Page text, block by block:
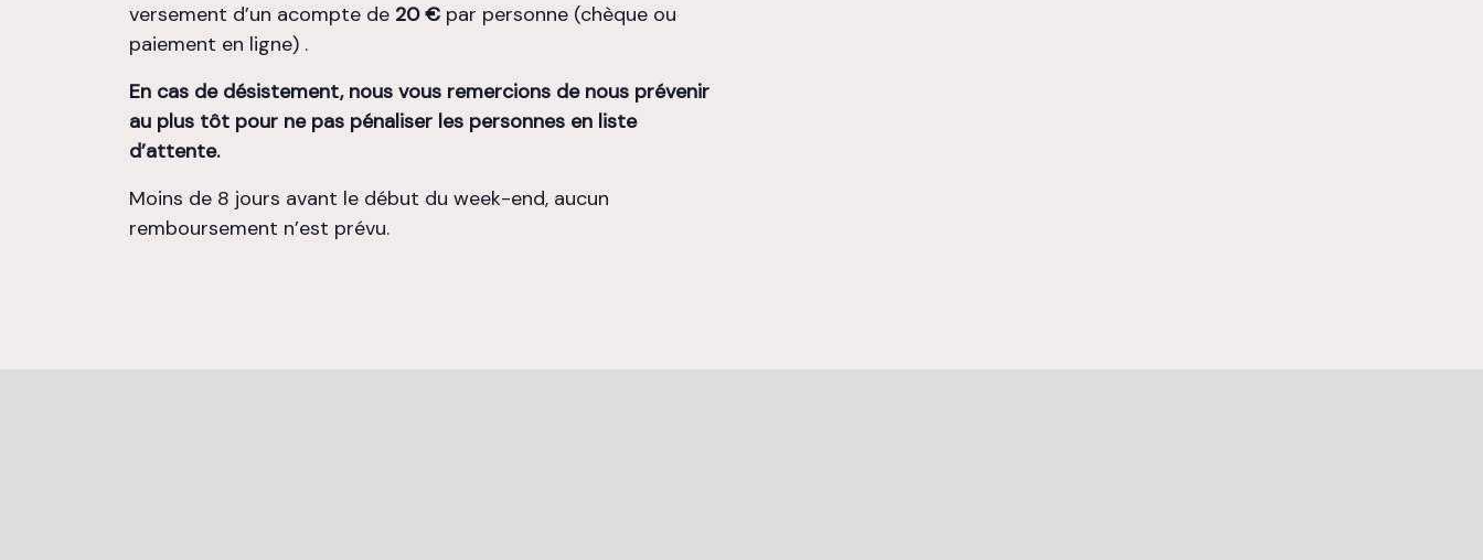
versement d’un acompte de 20 € par personne (chèque ou
paiement en ligne) .
En cas de désistement, nous vous remercions denous prévenir
au plus tôt pour ne pas pénaliser les personnes en liste
d’attente.
Moins de 8 jours avant le début du week-end, aucun
remboursement n’est prévu.